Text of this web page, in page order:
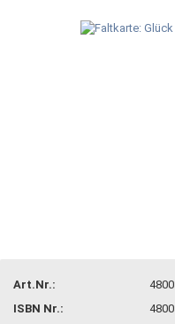
Art.Nr.:
ISBN Nr.: